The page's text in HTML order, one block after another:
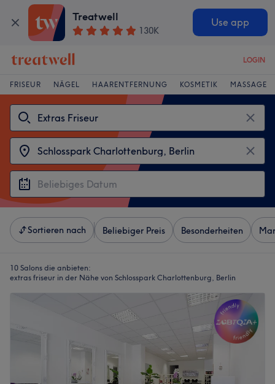
Treatwell
130K
Use app
LOGIN
FRISEUR NÄGEL HAARENTFERNUNG KOSMETIK MASSAGE
Sortieren nach Beliebiger Preis Besonderheiten
10 Salons die anbieten:
extras friseur in der Nähe von Schlosspark Charlottenburg, Berlin